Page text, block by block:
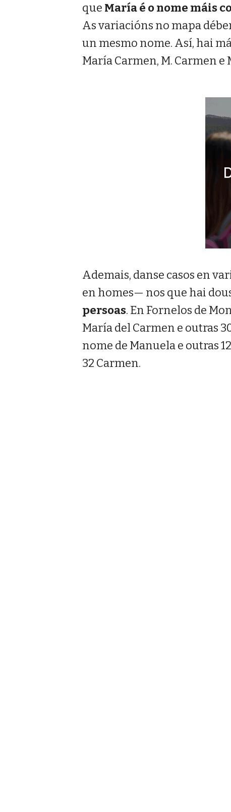
que María é o nome máis
As variacións no mapa
un mesmo nome. Así, hai
María Carmen, M. Carmen e
Ademais, danse casos en
en homes— nos que hai
persoas. En Fornelos de
María del Carmen e outras
nome de Manuela e outras
32 Carmen.